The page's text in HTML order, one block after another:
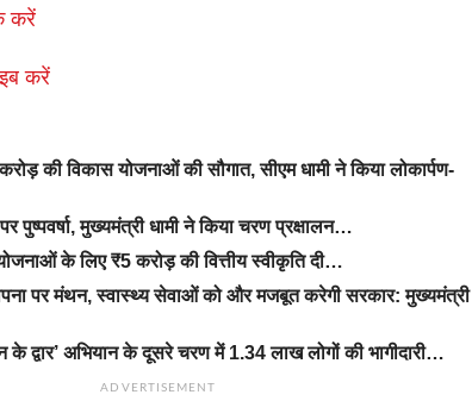
करें
करें
की विकास योजनाओं की सौगात, सीएम धामी ने किया लोकार्पण-
पुष्पवर्षा, मुख्यमंत्री धामी ने किया चरण प्रक्षालन…
के लिए ₹5 करोड़ की वित्तीय स्वीकृति दी…
पर मंथन, स्वास्थ्य सेवाओं को और मजबूत करेगी सरकार: मुख्यमंत्री
द्वार’ अभियान के दूसरे चरण में 1.34 लाख लोगों की भागीदारी…
ADVERTISEMENT